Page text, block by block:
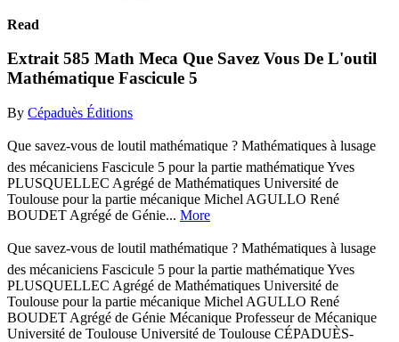
Read
Extrait 585 Math Meca Que Savez Vous De L'outil
Mathématique Fascicule 5
By Cépaduès Éditions
Que savez-vous de loutil mathématique ? Mathématiques à lusage
des mécaniciens Fascicule 5 pour la partie mathématique Yves
PLUSQUELLEC Agrégé de Mathématiques Université de
Toulouse pour la partie mécanique Michel AGULLO René
BOUDET Agrégé de Génie... More
Que savez-vous de loutil mathématique ? Mathématiques à lusage
des mécaniciens Fascicule 5 pour la partie mathématique Yves
PLUSQUELLEC Agrégé de Mathématiques Université de
Toulouse pour la partie mécanique Michel AGULLO René
BOUDET Agrégé de Génie Mécanique Professeur de Mécanique
Université de Toulouse Université de Toulouse CÉPADUÈS-